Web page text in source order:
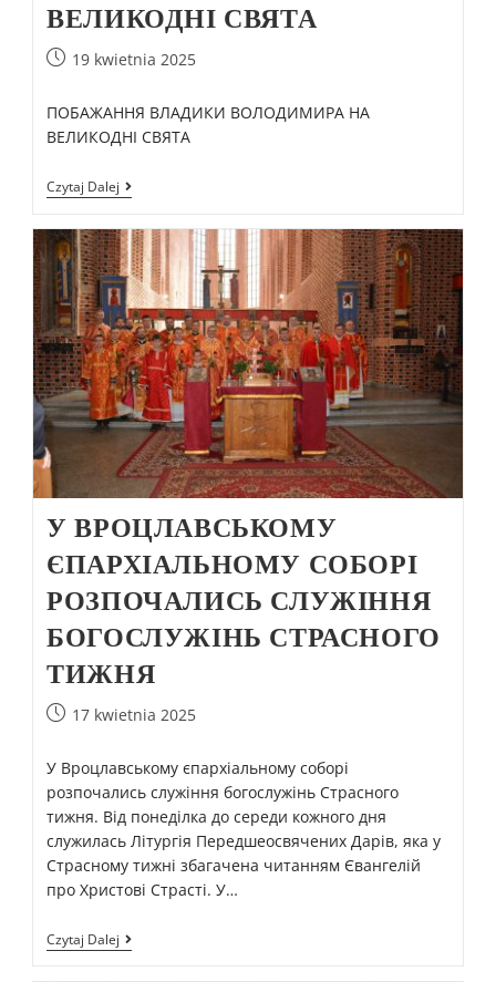
ВЕЛИКОДНІ СВЯТА
19 kwietnia 2025
ПОБАЖАННЯ ВЛАДИКИ ВОЛОДИМИРА НА
ВЕЛИКОДНІ СВЯТА
Czytaj Dalej
У ВРОЦЛАВСЬКОМУ
ЄПАРХІАЛЬНОМУ СОБОРІ
РОЗПОЧАЛИСЬ СЛУЖІННЯ
БОГОСЛУЖІНЬ СТРАСНОГО
ТИЖНЯ
17 kwietnia 2025
У Вроцлавському єпархіальному соборі
розпочались служіння богослужінь Страсного
тижня. Від понеділка до середи кожного дня
служилась Літургія Передшеосвячених Дарів, яка у
Страсному тижні збагачена читанням Євангелій
про Христові Страсті. У…
Czytaj Dalej